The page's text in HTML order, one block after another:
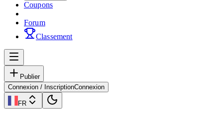
Coupons
Forum
Classement
Publier
Connexion / InscriptionConnexion
FR